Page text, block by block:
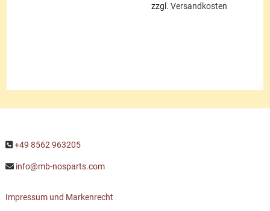
zzgl. Versandkosten
+49 8562 963205
info@mb-nosparts.com
Impressum und Markenrecht